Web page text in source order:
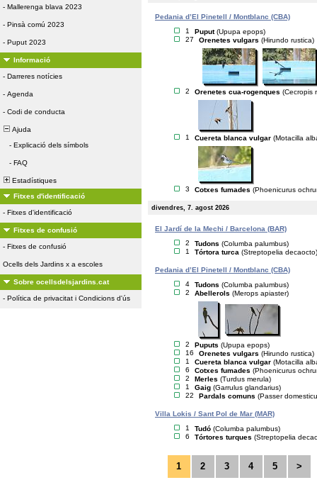
- Mallerenga blava 2023
- Pinsà comú 2023
- Puput 2023
Informació
- Darreres notícies
- Agenda
- Codi de conducta
Ajuda
- Explicació dels símbols
- FAQ
Estadístiques
Fitxes d'identificació
- Fitxes d'identificació
Fitxes de confusió
- Fitxes de confusió
Ocells dels Jardins x a escoles
Sobre ocellsdelsjardins.cat
- Política de privacitat i Condicions d'ús
Pedania d’El Pinetell / Montblanc (CBA)
1
Puput (Upupa epops)
27
Orenetes vulgars (Hirundo rustica)
2 Orenetes cua-rogenques (Cecropis
1 Cuereta blanca vulgar (Motacilla
3 Cotxes fumades (Phoenicurus
divendres, 7. agost 2026
El Jardí de la Mechi / Barcelona (BAR)
2
Tudons (Columba palumbus)
1
Tórtora turca (Streptopelia decaocto)
Pedania d’El Pinetell / Montblanc (CBA)
4
Tudons (Columba palumbus)
2
Abellerols (Merops apiaster)
2 Puputs (Upupa epops)
16
Orenetes vulgars (Hirundo rustica)
1
Cuereta blanca vulgar (Motacilla
6
Cotxes fumades (Phoenicurus
2
Merles (Turdus merula)
1
Gaig (Garrulus glandarius)
22
Pardals comuns (Passer
Villa Lokis / Sant Pol de Mar (MAR)
1
Tudó (Columba palumbus)
6
Tórtores turques (Streptopelia
1 2 3 4 5 >